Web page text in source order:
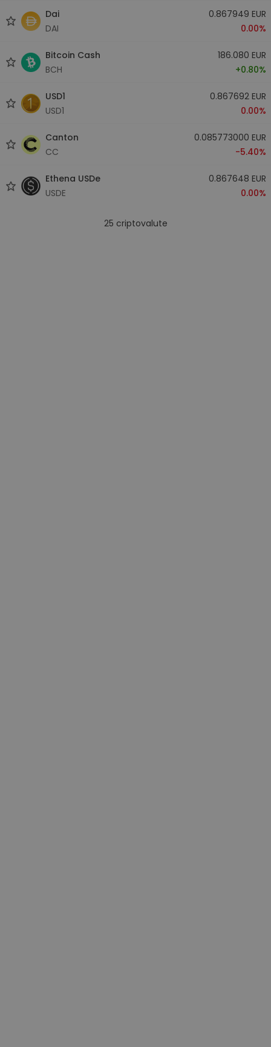
Dai
DAI
0.867949 EUR
0.00%
Bitcoin Cash
BCH
186.080 EUR
+0.80%
USD1
USD1
0.867692 EUR
0.00%
Canton
CC
0.085773000 EUR
-5.40%
Ethena USDe
USDE
0.867648 EUR
0.00%
25 criptovalute